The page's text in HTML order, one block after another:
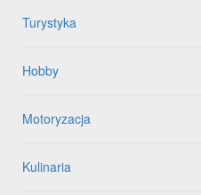
Turystyka
Hobby
Motoryzacja
Kulinaria